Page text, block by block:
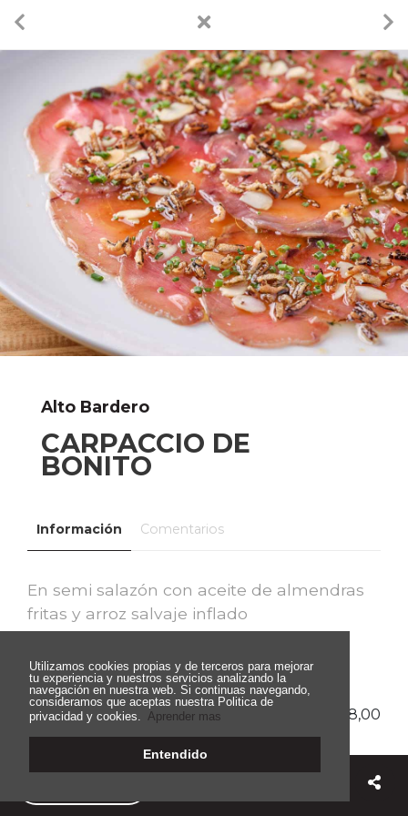
Utilizamos cookies propias y de terceros para mejorar
tu experiencia y nuestros servicios analizando la
navegación en nuestra web. Si continuas navegando,
consideramos que aceptas nuestra Politica de
privacidad y cookies.
Aprender mas
Entendido
Alto Bardero
CARPACCIO DE
BONITO
Información Comentarios
En semi salazón con aceite de almendras
fritas y arroz salvaje inflado
€ 18,00